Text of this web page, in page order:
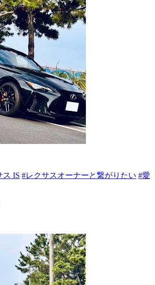
ス IS #レクサスオーナーと繋がりたい #愛